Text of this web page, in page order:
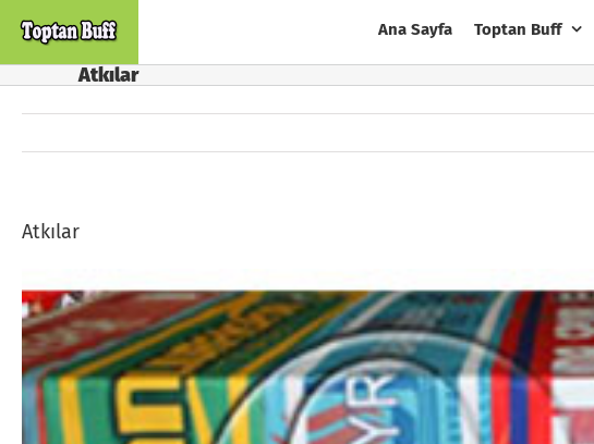
Ana Sayfa Toptan Buff
Atkılar
Atkılar